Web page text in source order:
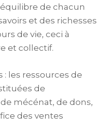
de chacun
et des richesses
de vie, ceci à
et collectif.
: les ressources de
de
mécénat, de dons,
des ventes